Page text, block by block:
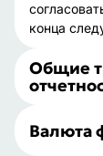
конца
Общие
Валюта